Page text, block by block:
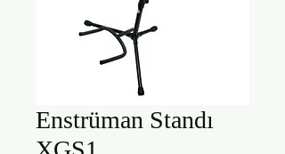
Enstrüman Standı